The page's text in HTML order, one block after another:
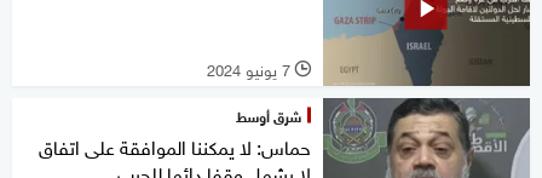
l 7 يونيو 2024
شرق أوسط
حماس: لا يمكننا الموافقة على اتفاق